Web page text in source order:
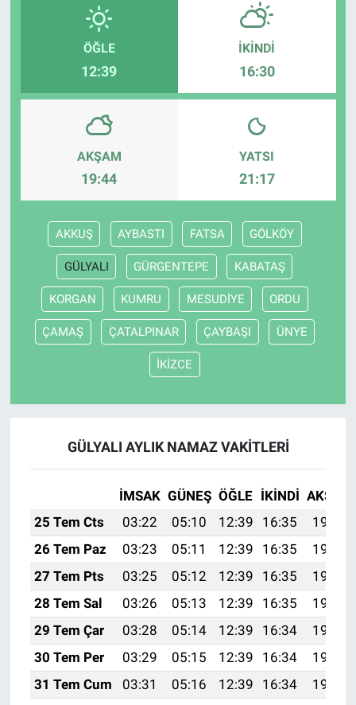
ÖĞLE
12:39
İKINDI
16:30
AKŞAM
19:44
YATSI
21:17
AKKUŞ AYBASTI FATSA GÖLKÖY
GÜLYALI GÜRGENTEPE KABATAŞ
KORGAN KUMRU MESUDİYE ORDU
ÇAMAŞ ÇATALPINAR ÇAYBAŞI ÜNYE
İKİZCE
GÜLYALI AYLIK NAMAZ VAKITLERI
İMSAK GÜNEŞ ÖĞLE İKINDI AKŞAM
25 Tem Cts
03:22 05:10 12:39 16:35
19:59
26 Tem Paz
03:23 05:11 12:39 16:35
19:58
27 Tem Pts
03:25 05:12 12:39 16:35
19:57
28 Tem Sal
03:26 05:13 12:39 16:35
19:56
29 Tem Çar
03:28 05:14 12:39 16:34
19:55
30 Tem Per
03:29 05:15 12:39 16:34
19:54
31 Tem Cum
03:31 05:16 12:39 16:34
19:53